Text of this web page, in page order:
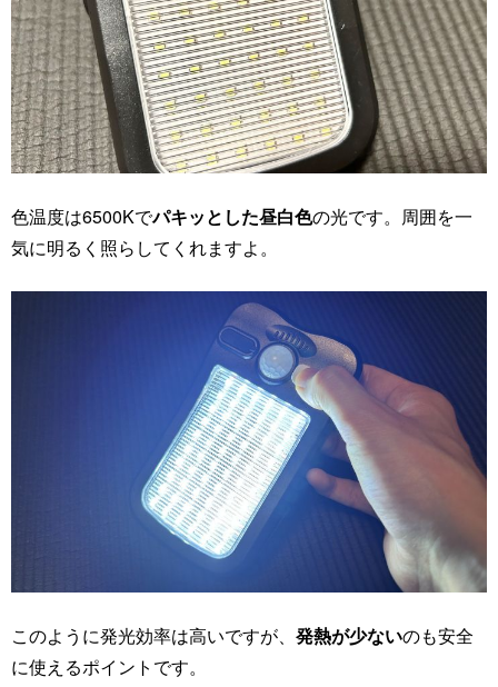
色温度は6500Kでパキッとした昼白色の光です。周囲を一
気に明るく照らしてくれますよ。
このように発光効率は高いですが、 発熱が少ないのも安全
に使えるポイントです。